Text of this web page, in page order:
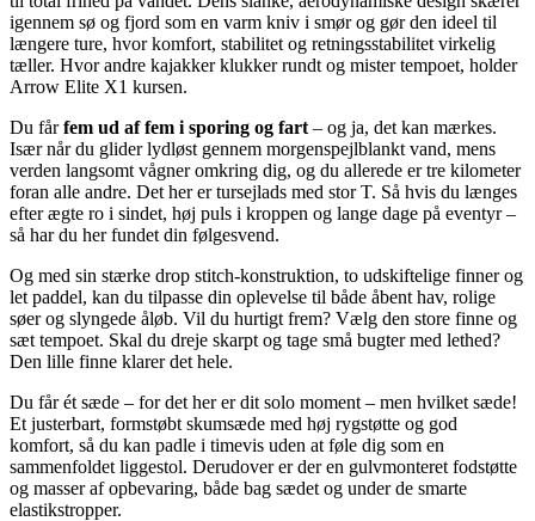
igennem sø og fjord som en varm kniv i smør og gør den ideel til
længere ture, hvor komfort, stabilitet og retningsstabilitet virkelig
tæller. Hvor andre kajakker klukker rundt og mister tempoet, holder
Arrow Elite X1 kursen.
Du fårfem ud af fem i sporing og fart – og ja, det kan mærkes.
Især når du glider lydløst gennem morgenspejlblankt vand, mens
verden langsomt vågner omkring dig, og du allerede er tre kilometer
foran alle andre. Det her er tursejlads med stor T. Så hvis du længes
efter ægte ro i sindet, høj puls i kroppen og lange dage på eventyr –
så har du her fundet din følgesvend.
Og med sin stærke drop stitch-konstruktion, to udskiftelige finner og
let paddel, kan du tilpasse din oplevelse til både åbent hav, rolige
søer og slyngede åløb. Vil du hurtigt frem? Vælg den store finne og
sæt tempoet. Skal du dreje skarpt og tage små bugter med lethed?
Den lille finne klarer det hele.
Du får ét sæde – for det her er dit solo moment – men hvilket sæde!
Et justerbart, formstøbt skumsæde med høj rygstøtte og god
komfort, så du kan padle i timevis uden at føle dig som en
sammenfoldet liggestol. Derudover er der en gulvmonteret fodstøtte
og masser af opbevaring, både bag sædet og under de smarte
elastikstropper.